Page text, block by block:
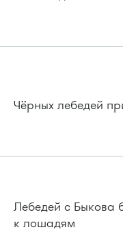
Чёрных лебедей
Лебедей с Быкова
к лошадям